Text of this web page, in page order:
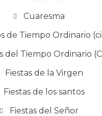
Cuaresma
de Tiempo Ordinario
del Tiempo Ordinario
Fiestas de la Virgen
Fiestas de los santos
Fiestas del Señor